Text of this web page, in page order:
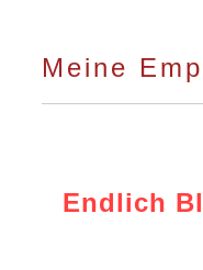
Meine
Endlich